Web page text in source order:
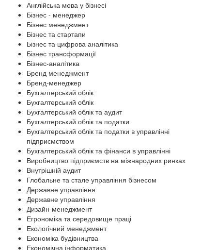
Англійська мова у бізнесі
Бізнес - менеджер
Бізнес менеджмент
Бізнес та стартапи
Бізнес та цифрова аналітика
Бізнес трансформації
Бізнес-аналітика
Бренд менеджмент
Бренд-менеджер
Бухгалтерський облік
Бухгалтерський облік
Бухгалтерський облік та аудит
Бухгалтерський облік та податки
Бухгалтерський облік та податки в управлінні
підприємством
Бухгалтерський облік та фінанси в управлінні
Виробництво підприємств на міжнародних ринках
Внутрішній аудит
Глобальне та стале управління бізнесом
Державне управління
Державне управління
Дизайн-менеджмент
Егрономіка та середовище праці
Екологічний менеджмент
Економіка будівництва
Економічна інформатика